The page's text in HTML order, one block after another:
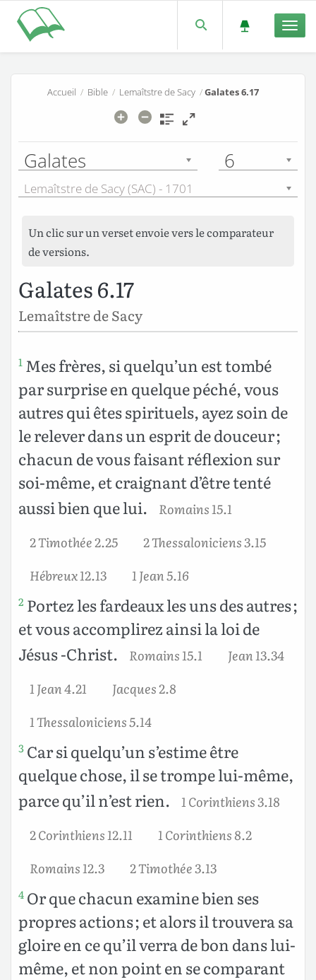
Accueil / Bible / Lemaîtstre de Sacy /Galates 6.17
Galates 6
Lemaîtstre de Sacy (SAC) - 1701
Un clic sur un verset envoie vers le comparateur
de versions.
Galates 6.17
Lemaîtstre de Sacy
1 Mes frères, si quelqu’un est tombé
par surprise en quelque péché, vous
autres qui êtes spirituels, ayez soin de
le relever dans un esprit de douceur ;
chacun de vous faisant réflexion sur
soi-même, et craignant d’être tenté
aussi bien que lui.
Romains 15.1
2 Timothée 2.25
2 Thessaloniciens 3.15
Hébreux 12.13
1 Jean 5.16
2 Portez les fardeaux les uns des autres ;
et vous accomplirez ainsi la loi de
Jésus -Christ.
Romains 15.1
Jean 13.34
1 Jean 4.21
Jacques 2.8
1 Thessaloniciens 5.14
3 Car si quelqu’un s’estime être
quelque chose, il se trompe lui-même,
parce qu’il n’est rien.
1 Corinthiens 3.18
2 Corinthiens 12.11
1 Corinthiens 8.2
Romains 12.3
2 Timothée 3.13
4 Or que chacun examine bien ses
propres actions ; et alors il trouvera sa
gloire en ce qu’il verra de bon dans lui-
même, et non point en se comparant